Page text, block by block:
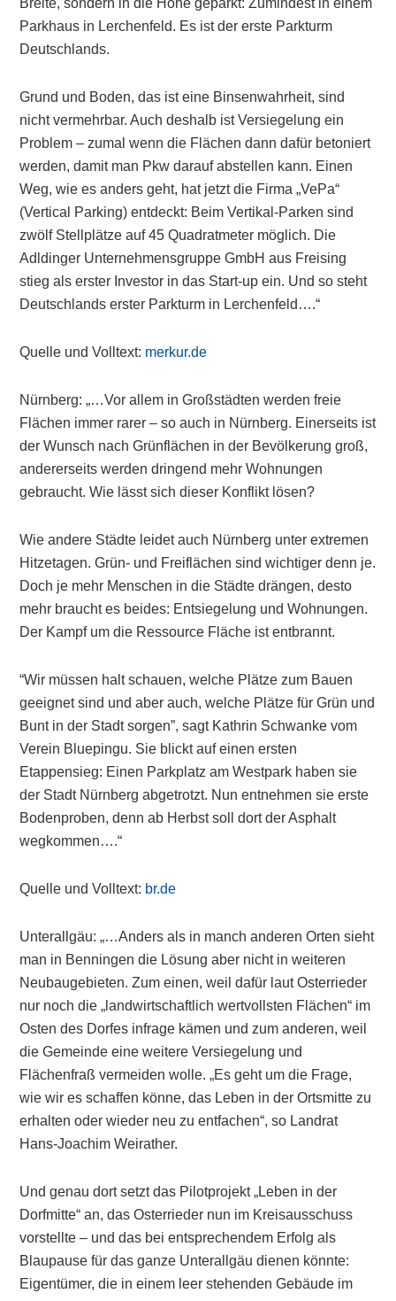
Breite, sondern in die Höhe geparkt: Zumindest in einem
Parkhaus in Lerchenfeld. Es ist der erste Parkturm
Deutschlands.
Grund und Boden, das ist eine Binsenwahrheit, sind
nicht vermehrbar. Auch deshalb ist Versiegelung ein
Problem – zumal wenn die Flächen dann dafür betoniert
werden, damit man Pkw darauf abstellen kann. Einen
Weg, wie es anders geht, hat jetzt die Firma „VePa“
(Vertical Parking) entdeckt: Beim Vertikal-Parken sind
zwölf Stellplätze auf 45 Quadratmeter möglich. Die
Adldinger Unternehmensgruppe GmbH aus Freising
stieg als erster Investor in das Start-up ein. Und so steht
Deutschlands erster Parkturm in Lerchenfeld….“
Quelle und Volltext: merkur.de
Nürnberg: „…Vor allem in Großstädten werden freie
Flächen immer rarer – so auch in Nürnberg. Einerseits ist
der Wunsch nach Grünflächen in der Bevölkerung groß,
andererseits werden dringend mehr Wohnungen
gebraucht. Wie lässt sich dieser Konflikt lösen?
Wie andere Städte leidet auch Nürnberg unter extremen
Hitzetagen. Grün- und Freiflächen sind wichtiger denn je.
Doch je mehr Menschen in die Städte drängen, desto
mehr braucht es beides: Entsiegelung und Wohnungen.
Der Kampf um die Ressource Fläche ist entbrannt.
“Wir müssen halt schauen, welche Plätze zum Bauen
geeignet sind und aber auch, welche Plätze für Grün und
Bunt in der Stadt sorgen”, sagt Kathrin Schwanke vom
Verein Bluepingu. Sie blickt auf einen ersten
Etappensieg: Einen Parkplatz am Westpark haben sie
der Stadt Nürnberg abgetrotzt. Nun entnehmen sie erste
Bodenproben, denn ab Herbst soll dort der Asphalt
wegkommen….“
Quelle und Volltext: br.de
Unterallgäu: „…Anders als in manch anderen Orten sieht
man in Benningen die Lösung aber nicht in weiteren
Neubaugebieten. Zum einen, weil dafür laut Osterrieder
nur noch die „landwirtschaftlich wertvollsten Flächen“ im
Osten des Dorfes infrage kämen und zum anderen, weil
die Gemeinde eine weitere Versiegelung und
Flächenfraß vermeiden wolle. „Es geht um die Frage,
wie wir es schaffen könne, das Leben in der Ortsmitte zu
erhalten oder wieder neu zu entfachen“, so Landrat
Hans-Joachim Weirather.
Und genau dort setzt das Pilotprojekt „Leben in der
Dorfmitte“ an, das Osterrieder nun im Kreisausschuss
vorstellte – und das bei entsprechendem Erfolg als
Blaupause für das ganze Unterallgäu dienen könnte:
Eigentümer, die in einem leer stehenden Gebäude im